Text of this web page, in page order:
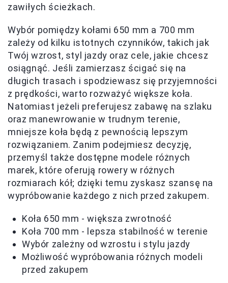
zawiłych ścieżkach.
Wybór pomiędzy kołami 650 mm a 700 mm
zależy od kilku istotnych czynników, takich jak
Twój wzrost, styl jazdy oraz cele, jakie chcesz
osiągnąć. Jeśli zamierzasz ścigać się na
długich trasach i spodziewasz się przyjemności
z prędkości, warto rozważyć większe koła.
Natomiast jeżeli preferujesz zabawę na szlaku
oraz manewrowanie w trudnym terenie,
mniejsze koła będą z pewnością lepszym
rozwiązaniem. Zanim podejmiesz decyzję,
przemyśl także dostępne modele różnych
marek, które oferują rowery w różnych
rozmiarach kół; dzięki temu zyskasz szansę na
wypróbowanie każdego z nich przed zakupem.
Koła 650 mm - większa zwrotność
Koła 700 mm - lepsza stabilność w terenie
Wybór zależny od wzrostu i stylu jazdy
Możliwość wypróbowania różnych modeli
przed zakupem